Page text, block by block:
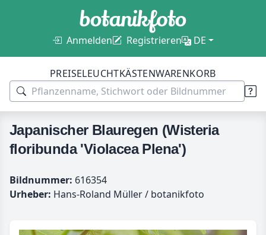
Anmelden Registrieren DE
PREISELEUCHTKÄSTENWARENKORB
Japanischer Blauregen (Wisteria
floribunda 'Violacea Plena')
Bildnummer: 616354
Urheber: Hans-Roland Müller / botanikfoto